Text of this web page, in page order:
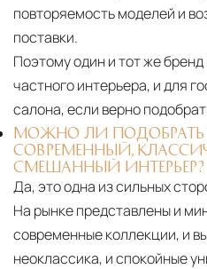
повторяемость моделей и
поставки.
Поэтому один и тот же
частного интерьера, и для
салона, если верно
МОЖНО ЛИ ПОДОБРАТЬ
СОВРЕМЕННЫЙ,
СМЕШАННЫЙ ИНТЕРЬЕР?
Да, это одна из сильных
На рынке представлены и
современные коллекции, и
неоклассика, и спокойные